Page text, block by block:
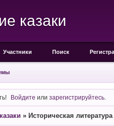
казаки
Участники Поиск
Войдите илизарегистрируйтесь
» Историческая